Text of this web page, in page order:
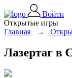
Войти
Открытые игры
Главная
→
Лазертаг в